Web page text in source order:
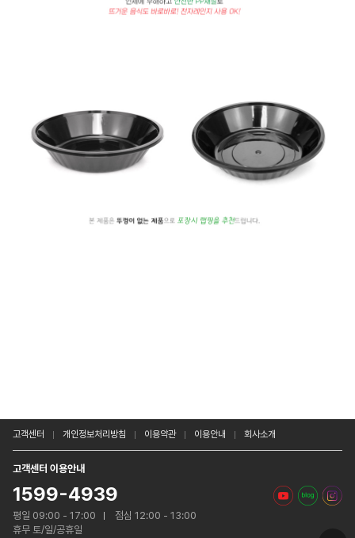
고객센터 개인정보처리방침 이용약관 이용안내 회사소개
고객센터 이용안내
1599-4939
평일 09:00 - 17:00
점심 12:00 - 13:00
휴무 토/일/공휴일